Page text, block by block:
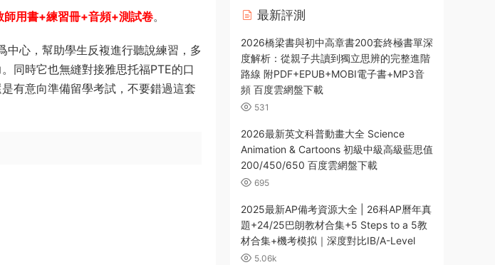
師用書+練習冊+音頻+測試卷。
心，幫助學生反複進行聽說練習，多
同時它也無縫對接雅思托福PTE的口
有意向準備留學考試，不要錯過這套
最新評測
2026橋梁書與初中高章書200套終極書單深
度解析：從親子共讀到獨立思辨的完整進階
路線 附PDF+EPUB+MOBI電子書+MP3音
頻 百度雲網盤下載
531
2026最新英文科普動畫大全 Science
Animation & Cartoons 初級中級高級藍思值
200/450/650 百度雲網盤下載
695
2025最新AP備考資源大全 | 26科AP曆年真
題+24/25巴朗教材合集+5 Steps to a 5教
材合集+機考模拟｜深度對比IB/A-Level
5.06k